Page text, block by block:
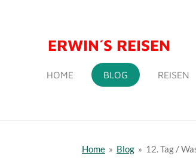
ERWIN´S REISEN
HOME BLOG REISEN
Home » Blog » 12. Tag /